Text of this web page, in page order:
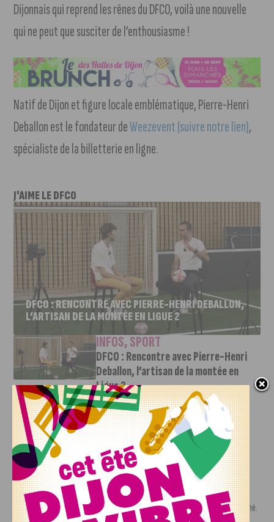
Dijonnais qui reprend les rênes du DFCO, voilà une nouvelle
qui ne peut que susciter de l’enthousiasme !
Natif de Dijon et figure locale emblématique, Pierre-Henri
Deballon est le fondateur deWeezevent (suivre notre lien),
spécialiste de la billetterie en ligne.
J'AIME LE DFCO
DFCO : RENCONTRE AVEC PIERRE-HENRI DEBALLON,
L’ARTISAN DE LA MONTÉE EN LIGUE 2
INFOS,SPORT
DFCO : Rencontre avec Pierre-Henri
Deballon, l’artisan de la montée en
Ligue 2
7 AOÛT, 2026
Le DFCO est de retour en Ligue 2 après trois ans
d’absence. La saison...
INFOS,SPORT
Nouvelle arrivée à la JDA Basket,
Shevon Thompson est dijonnais
7 AOÛT, 2026
Le mercato estival de la JDA n’est pas encore terminé.